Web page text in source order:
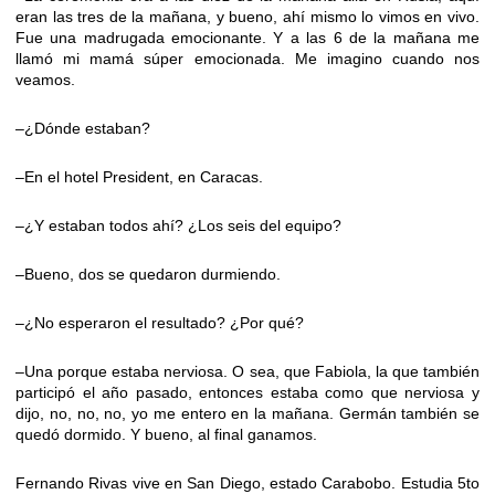
eran las tres de la mañana, y bueno, ahí mismo lo vimos en vivo.
Fue una madrugada emocionante. Y a las 6 de la mañana me
llamó mi mamá súper emocionada. Me imagino cuando nos
veamos.
–¿Dónde estaban?
–En el hotel President, en Caracas.
–¿Y estaban todos ahí? ¿Los seis del equipo?
–Bueno, dos se quedaron durmiendo.
–¿No esperaron el resultado? ¿Por qué?
–Una porque estaba nerviosa. O sea, que Fabiola, la que también
participó el año pasado, entonces estaba como que nerviosa y
dijo, no, no, no, yo me entero en la mañana. Germán también se
quedó dormido. Y bueno, al final ganamos.
Fernando Rivas vive en San Diego, estado Carabobo. Estudia 5to